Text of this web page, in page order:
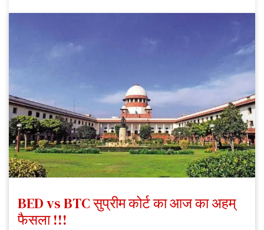
BED vs BTC सुप्रीम कोर्ट का आज का अहम्
फैसला !!!